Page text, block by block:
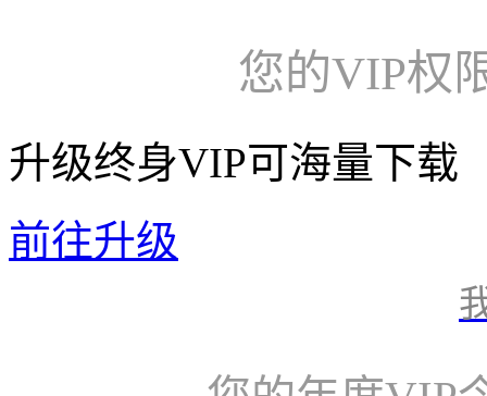
您的VIP权
升级终身VIP可海量下载
前往升级